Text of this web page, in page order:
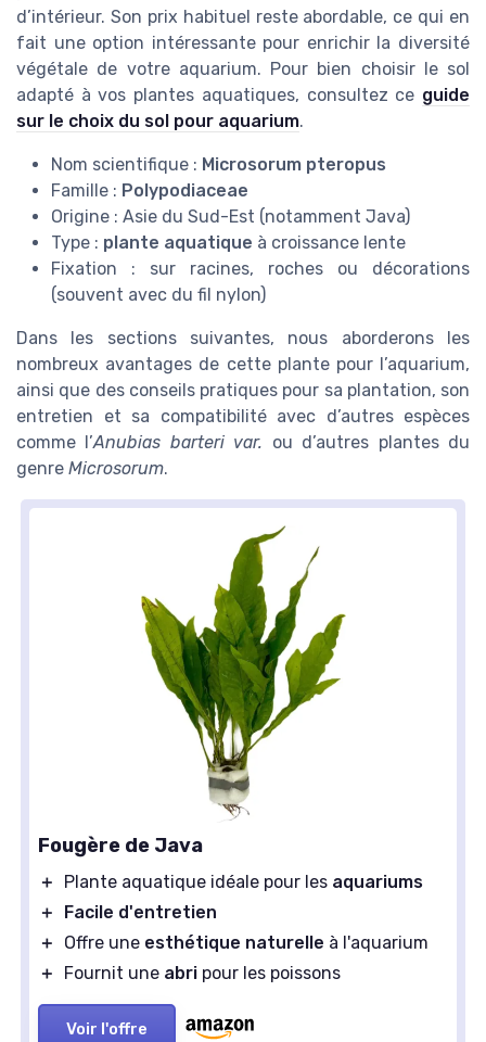
d’intérieur. Son prix habituel reste abordable, ce qui en
fait une option intéressante pour enrichir la diversité
végétale de votre aquarium. Pour bien choisir le sol
adapté à vos plantes aquatiques, consultez ce guide
sur le choix du sol pour aquarium.
Nom scientifique : Microsorum pteropus
Famille : Polypodiaceae
Origine : Asie du Sud-Est (notamment Java)
Type : plante aquatique à croissance lente
Fixation : sur racines, roches ou décorations
(souvent avec du fil nylon)
Dans les sections suivantes, nous aborderons les
nombreux avantages de cette plante pour l’aquarium,
ainsi que des conseils pratiques pour sa plantation, son
entretien et sa compatibilité avec d’autres espèces
comme l’Anubias barteri var. ou d’autres plantes du
genre Microsorum.
Fougère de Java
＋ Plante aquatique idéale pour les aquariums
＋
Facile d'entretien
＋
Offre une esthétique naturelle à l'aquarium
＋
Fournit une abri pour les poissons
Voir l'offre